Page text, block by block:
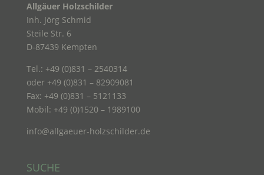
Allgäuer Holzschilder
Inh. Jörg Schmid
Steile Str. 6
D-87439 Kempten
Tel.: +49 (0)831 – 2540314
oder +49 (0)831 – 82909081
Fax: +49 (0)831 – 5121133
Mobil: +49 (0)1520 – 1989100
info@allgaeuer-holzschilder.de
SUCHE
welche die personenbezogenen Daten ohne
Hinzuziehung zusätzlicher Informationen nicht
mehr einer spezifischen betroffenen Person
zugeordnet werden können, sofern diese
zusätzlichen Informationen gesondert aufbewahrt
werden und technischen und organisatorischen
Maßnahmen unterliegen, die gewährleisten, dass
die personenbezogenen Daten nicht einer
identifizierten oder identifizierbaren natürlichen
Person zugewiesen werden.